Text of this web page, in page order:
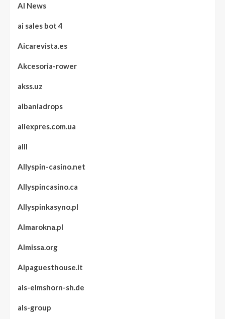
AI News
ai sales bot 4
Aicarevista.es
Akcesoria-rower
akss.uz
albaniadrops
aliexpres.com.ua
alll
Allyspin-casino.net
Allyspincasino.ca
Allyspinkasyno.pl
Almarokna.pl
Almissa.org
Alpaguesthouse.it
als-elmshorn-sh.de
als-group